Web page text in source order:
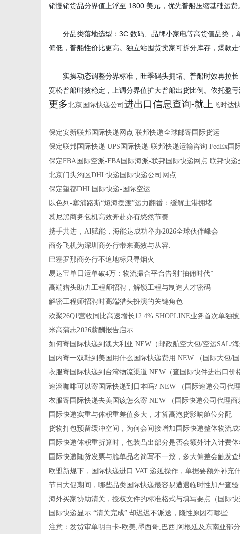
销慢销货品分界值上浮至 1800 美元，优先普船压缩基础运费
分品类落地选型：3C 数码、品牌小家电等高货值品类，
偏低，普船性价比更高。独立站囤货卖家可拆分库存，爆款
实操动态调整分界标准，旺季码头拥堵、普船时效再拉长
宽松普船时效稳定，上调分界值扩大普船出货比例。依托盈
更多北京国际快递公司进出口信息查询-就上飞时达
保定安新联邦国际快递网点 联邦快递全球邮寄国际货运
保定联邦国际快递 UPS国际快递-联邦快递运输咨询 FedEx国
保定FBA国际空派-FBA国际海派-联邦国际快递网点 联邦快递
北京门头沟区DHL快递国际快递公司网点
保定望都DHL国际快递-国际空运
以色列-塞浦路斯“短海摆渡”运力翻番：缓解主港拥堵
慕尼黑商务包机高效奔赴亦有悠然节奏
携手共进，AI赋能，海能达成功举办2026全球伙伴峰会
商务飞机为深圳商务行带来高效与从容.
巴塞罗那商务行不追地标只寻烟火
易达宝单日运单破4万：物流撮合平台告别“抽佣时代”
高端猎头助力工程师招聘，解锁工程与制造人才密码
解密工程师招聘时高端猎头扮演的关键角色
欢聚26Q1营收同比高速增长12.4% SHOPLINE业务首次单独
米高蒲志2026薪酬报告启示
如何寄国际快递到澳大利亚 NEW（邮政航空大包/空运SAL/
国内寄一双鞋到美国用什么国际快递费用 NEW （国际大包/
衣服寄国际快递到台湾物流渠道 NEW（查国际快件进出口价
速溶咖啡可以寄国际快递到日本吗? NEW （国际速递公司代
衣服寄国际快递去美国该怎么寄 NEW （国际快递公司代理商
国际快递实重与体积重差值多大，才算高泡货影响舱位分配
货物打包预留缓冲空间，为何会间接增加国际快递整体物流成
国际快递体积重折算时，包装凸出部分是否会额外计入计费体
国际快递随货发票与舱单品名简写不一致，多大偏差会触发
欧盟新规下，国际快递进口 VAT 递延操作，单据要额外补充
节日大促期间，哪些品类国际快递最容易遭遇临时性加严查验
海外买家协助清关，授权文件的标准格式与填写要点（国际
国际快递显示 “清关完成” 却迟迟不派送，隐性原因有哪些
注意：发货审单明白卡-欧美,墨西哥,巴西,阿根廷及东南亚部